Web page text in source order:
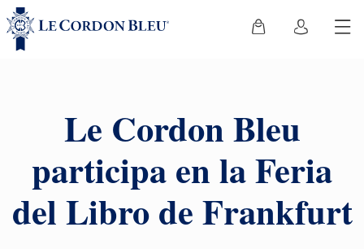
Le Cordon Bleu
participa en la Feria
del Libro de Frankfurt